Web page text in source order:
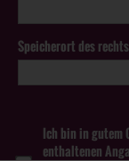
Speicherort des
Ich bin in gutem
enthaltenen